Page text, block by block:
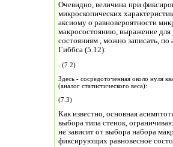
Очевидно, величина при фиксированном представляет среднее значение
микроскопических
аксиому о равновероятности
макросостоянию, выражение для
состояниям , можно записать, по
Гиббса (5.12):
. (7.2)
Здесь - сосредоточенная около нуля квазикронекоровская функция (), - нормировочная сумма
(аналог статистического веса):
(7.3)
Как известно, основная
выбора типа стенок,
не зависит от выбора набора
фиксирующих равновесное